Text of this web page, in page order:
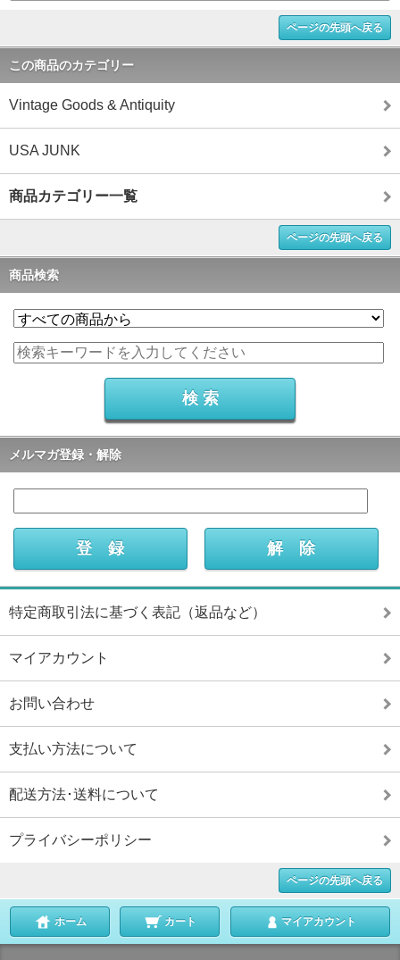
ページの先頭へ戻る
この商品のカテゴリー
Vintage Goods & Antiquity
USA JUNK
商品カテゴリー一覧
ページの先頭へ戻る
商品検索
メルマガ登録・解除
特定商取引法に基づく表記（返品など）
マイアカウント
お問い合わせ
支払い方法について
配送方法･送料について
プライバシーポリシー
ページの先頭へ戻る
ホーム カート マイアカウント